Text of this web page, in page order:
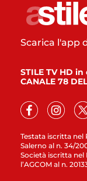
Testata iscritta nel
Salerno al n. 34/
Società iscritta nel
l’AGCOM al n.
Scarica l'app
STILE TV HD
CANALE 78